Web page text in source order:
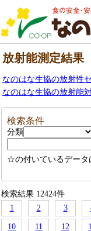
放射能測定結
なのはな生協の放射性
なのはな生協の放射能
検索条件
分類
☆の付いているデータ
検索結果 12424件
1
2 3
10 11 12